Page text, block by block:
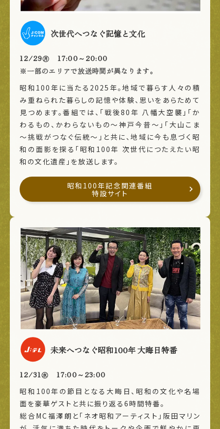
次世代へつなぐ記憶と文化
12/29㊊ 17:00～20:00
※一部のエリアで放送時間が異なります。
昭和100年に当たる2025年。地域で暮らす人々の積
み重ねられた暮らしの記憶や体験、思いをあらためて
見つめます。番組では、「戦後80年 八幡大空襲」「か
わるもの、かわらないもの～神戸今昔～」「大山こま
～挑戦がつなぐ伝統～」と共に、地域に今も息づく昭
和の面影を探る「昭和100年 次世代につたえたい昭
和の文化遺産」を放送します。
昭和100年記念関連番組
特設サイト
未来へつなぐ昭和100年 大晦日特番
12/31㊌ 17:00～23:00
昭和100年の節目となる大晦日、昭和の文化や名場
面を豪華ゲストと共に振り返る6時間特番。
総合MC福澤朗と「ネオ昭和アーティスト」阪田マリン